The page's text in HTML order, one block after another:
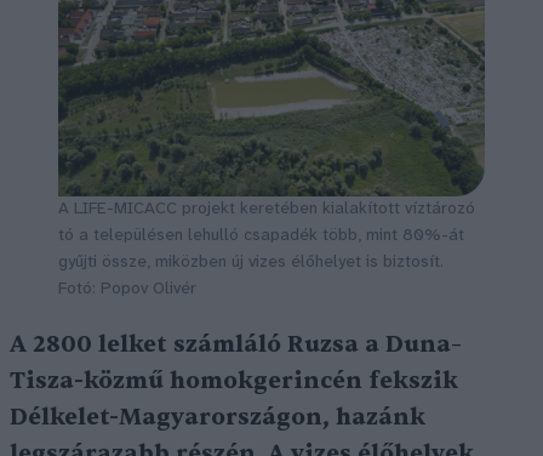
A LIFE-MICACC projekt keretében kialakított víztározó
tó a településen lehulló csapadék több, mint 80%-át
gyűjti össze, miközben új vizes élőhelyet is biztosít.
Fotó: Popov Olivér
A 2800 lelket számláló Ruzsa a Duna–
Tisza-közmű homokgerincén fekszik
Délkelet-Magyarországon, hazánk